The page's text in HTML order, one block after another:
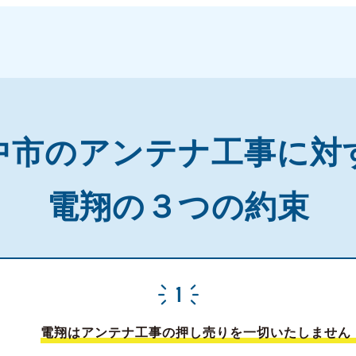
市のアンテナ工事に対
電翔の３つの約束
電翔はアンテナ工事の押し売りを一切いたしません